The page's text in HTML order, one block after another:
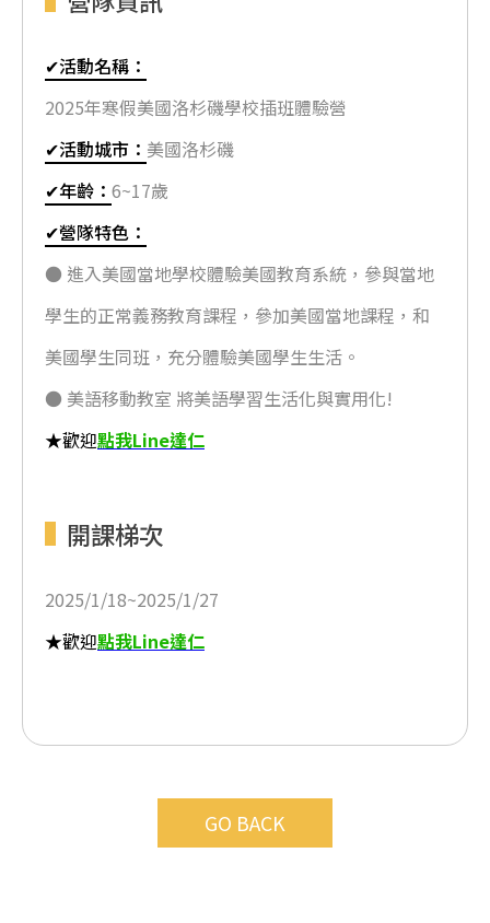
✔活動名稱：
2025年寒假美國洛杉磯學校插班體驗營
✔活動城市： 美國洛杉磯
✔年齡： 6~17歲
✔營隊特色：
● 進入美國當地學校體驗美國教育系統，參與當地
學生的正常義務教育課程，參加美國當地課程，和
美國學生同班，充分體驗美國學生生活。
● 美語移動教室 將美語學習生活化與實用化!
★歡迎點我Line達仁
開課梯次
2025/1/18~2025/1/27
★歡迎點我Line達仁
GO BACK